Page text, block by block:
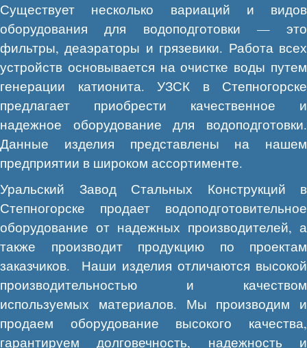
Существует несколько вариаций и видов
оборудования для водоподготовки — это
фильтры, деаэраторы и грязевики. Работа всех
устройств основывается на очистке воды путем
генерации катионита. УЗСК в Степногорске
предлагает приобрести качественное и
надежное оборудование для водоподготовки.
Данные изделия представлены на нашем
предприятии в широком ассортименте.
Уральский Завод Стальных Конструкций в
Степногорске продает водоподготовительное
оборудование от надежных производителей, а
также производит продукцию по проектам
заказчиков. Наши изделия отличаются высокой
производительностью и качеством
используемых материалов. Мы производим и
продаем оборудование высокого качества,
гарантируем долговечность, надежность и